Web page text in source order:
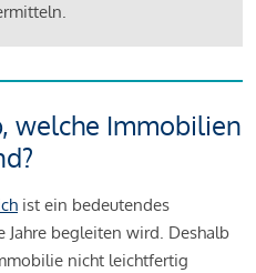
welche Immobilien
ist ein bedeutendes
Jahre begleiten wird. Deshalb
nicht leichtfertig